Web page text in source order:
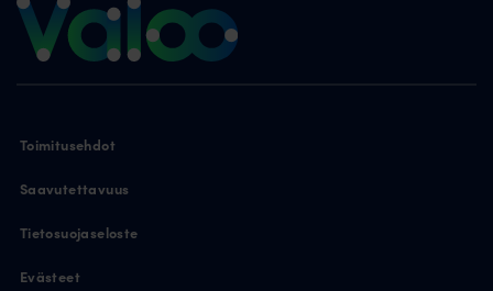
Toimitusehdot
Saavutettavuus
Tietosuojaseloste
Evästeet